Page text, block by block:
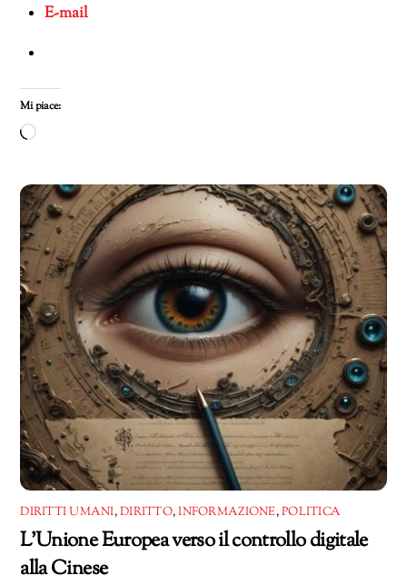
E-mail
Mi piace:
Caricamento
corso…
DIRITTI UMANI,DIRITTO,INFORMAZIONE,POLITICA
L’Unione Europea verso il controllo digitale
alla Cinese